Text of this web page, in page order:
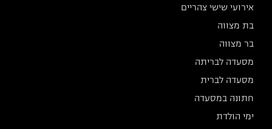
אירועי שישי צהריים
בת מצווה
בר מצווה
מסעדה לבריתה
מסעדה לברית
חתונה במסעדה
ימי הולדת